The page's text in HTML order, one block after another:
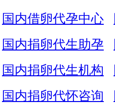
国内借卵代孕中心
国内捐卵代生助孕
国内捐卵代生机构
国内捐卵代怀咨询